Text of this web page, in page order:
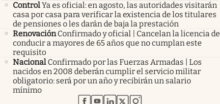
ControlYa es oficial: en agosto, las autoridades visitarán
casa por casa para verificar la existencia de los titulares
de pensiones o les darán de baja la prestación
Renovación Confirmado y oficial | Cancelan la licencia de
conducir a mayores de 65 años que no cumplan este
requisito
Nacional Confirmado por las Fuerzas Armadas | Los
nacidos en 2008 deberán cumplir el servicio militar
obligatorio: será por un año y recibirán un salario
mínimo
abre en nueva pestaña
abre en nueva pestaña
abre en nueva pestaña
abre en nueva pestaña
abre en nueva pestaña